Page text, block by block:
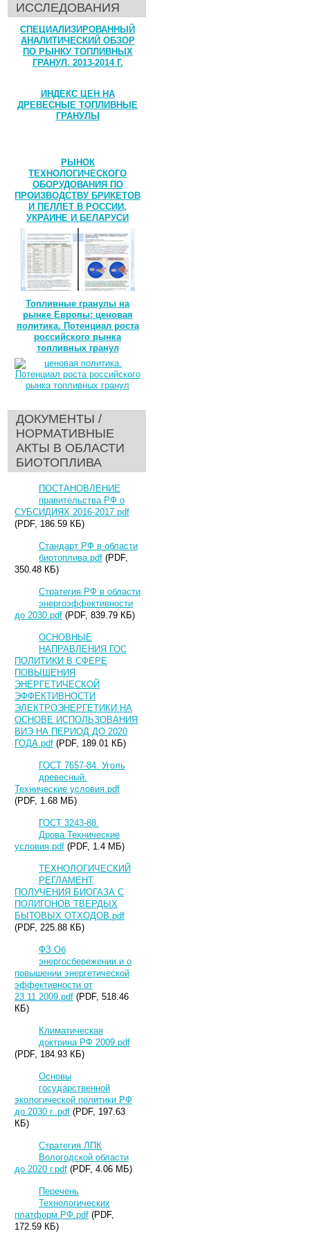
ИССЛЕДОВАНИЯ
СПЕЦИАЛИЗИРОВАННЫЙ
АНАЛИТИЧЕСКИЙ ОБЗОР
ПО РЫНКУ ТОПЛИВНЫХ
ГРАНУЛ. 2013-2014 Г.
ИНДЕКС ЦЕН НА
ДРЕВЕСНЫЕ ТОПЛИВНЫЕ
ГРАНУЛЫ
РЫНОК
ТЕХНОЛОГИЧЕСКОГО
ОБОРУДОВАНИЯ ПО
ПРОИЗВОДСТВУ БРИКЕТОВ
И ПЕЛЛЕТ В РОССИИ,
УКРАИНЕ И БЕЛАРУСИ
Топливные гранулы на
рынке Европы: ценовая
политика. Потенциал роста
российского рынка
топливных гранул
ДОКУМЕНТЫ /
НОРМАТИВНЫЕ
АКТЫ В ОБЛАСТИ
БИОТОПЛИВА
ПОСТАНОВЛЕНИЕ
правительства РФ о
СУБСИДИЯХ 2016-2017.pdf
(PDF, 186.59 КБ)
Стандарт РФ в области
биотоплива.pdf (PDF,
350.48 КБ)
Стратегия РФ в области
энергоэффективности
до 2030.pdf (PDF, 839.79 КБ)
ОСНОВНЫЕ
НАПРАВЛЕНИЯ ГОС
ПОЛИТИКИ В СФЕРЕ
ПОВЫШЕНИЯ
ЭНЕРГЕТИЧЕСКОЙ
ЭФФЕКТИВНОСТИ
ЭЛЕКТРОЭНЕРГЕТИКИ НА
ОСНОВЕ ИСПОЛЬЗОВАНИЯ
ВИЭ НА ПЕРИОД ДО 2020
ГОДА.pdf (PDF, 189.01 КБ)
ГОСТ 7657-84. Уголь
древесный.
Технические условия.pdf
(PDF, 1.68 МБ)
ГОСТ 3243-88.
Дрова.Технические
условия.pdf (PDF, 1.4 МБ)
ТЕХНОЛОГИЧЕСКИЙ
РЕГЛАМЕНТ
ПОЛУЧЕНИЯ БИОГАЗА С
ПОЛИГОНОВ ТВЕРДЫХ
БЫТОВЫХ ОТХОДОВ.pdf
(PDF, 225.88 КБ)
ФЗ Об
энергосбережении и о
повышении энергетической
эффективности от
23.11.2009.pdf (PDF, 518.46
КБ)
Климатическая
доктрина РФ 2009.pdf
(PDF, 184.93 КБ)
Основы
государственной
экологической политики РФ
до 2030 г..pdf (PDF, 197.63
КБ)
Стратегия ЛПК
Вологодской области
до 2020 г.pdf (PDF, 4.06 МБ)
Перечень
Технологических
платформ РФ.pdf (PDF,
172.59 КБ)